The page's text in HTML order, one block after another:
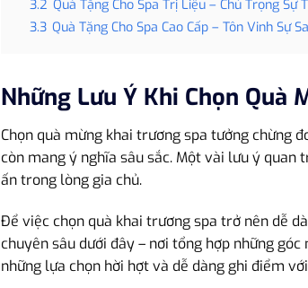
3.2 Quà Tặng Cho Spa Trị Liệu – Chú Trọng Sự
3.3 Quà Tặng Cho Spa Cao Cấp – Tôn Vinh Sự
Những Lưu Ý Khi Chọn Quà
Chọn quà mừng khai trương spa tưởng chừng
còn mang ý nghĩa sâu sắc. Một vài lưu ý quan
ấn trong lòng gia chủ.
Để việc chọn quà khai trương spa trở nên dễ
chuyên sâu dưới đây – nơi tổng hợp những
những lựa chọn hời hợt và dễ dàng ghi điểm